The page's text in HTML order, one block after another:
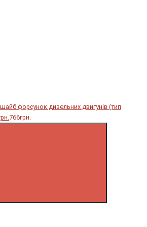
форсунок дизельних двигунів (тип
766грн.